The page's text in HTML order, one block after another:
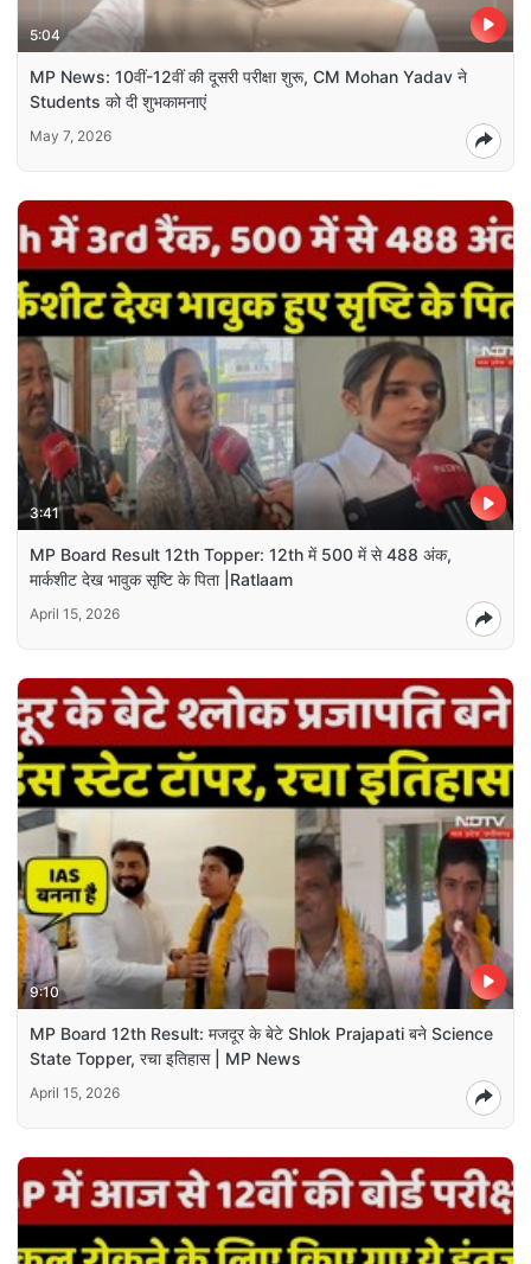
5:04
MP News: 10वीं-12वीं की दूसरी परीक्षा शुरू, CM Mohan Yadav ने
Students को दी शुभकामनाएं
May 7, 2026
3:41
MP Board Result 12th Topper: 12th में 500 में से 488 अंक,
मार्कशीट देख भावुक सृष्टि के पिता |Ratlaam
April 15, 2026
9:10
MP Board 12th Result: मजदूर के बेटे Shlok Prajapati बने Science
State Topper, रचा इतिहास | MP News
April 15, 2026